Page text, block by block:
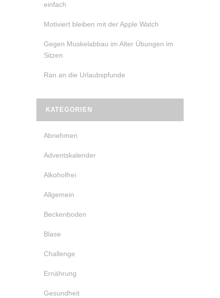
einfach
Motiviert bleiben mit der Apple Watch
Gegen Muskelabbau im Alter Übungen im
Sitzen
Ran an die Urlaubspfunde
KATEGORIEN
Abnehmen
Adventskalender
Alkoholfrei
Allgemein
Beckenboden
Blase
Challenge
Ernährung
Gesundheit